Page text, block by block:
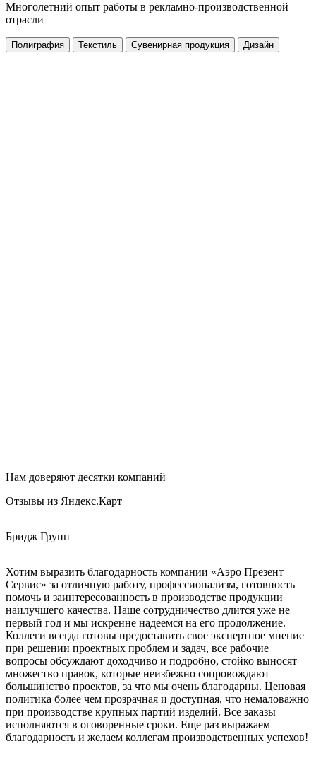
Многолетний опыт работы в рекламно-производственной
отрасли
Полиграфия Текстиль Сувенирная продукция Дизайн
Нам доверяют десятки компаний
Отзывы из Яндекс.Карт
Бридж Групп
Хотим выразить благодарность компании «Аэро Презент
Сервис» за отличную работу, профессионализм, готовность
помочь и заинтересованность в производстве продукции
наилучшего качества. Наше сотрудничество длится уже не
первый год и мы искренне надеемся на его продолжение.
Коллеги всегда готовы предоставить свое экспертное мнение
при решении проектных проблем и задач, все рабочие
вопросы обсуждают доходчиво и подробно, стойко выносят
множество правок, которые неизбежно сопровождают
большинство проектов, за что мы очень благодарны. Ценовая
политика более чем прозрачная и доступная, что немаловажно
при производстве крупных партий изделий. Все заказы
исполняются в оговоренные сроки. Еще раз выражаем
благодарность и желаем коллегам производственных успехов!